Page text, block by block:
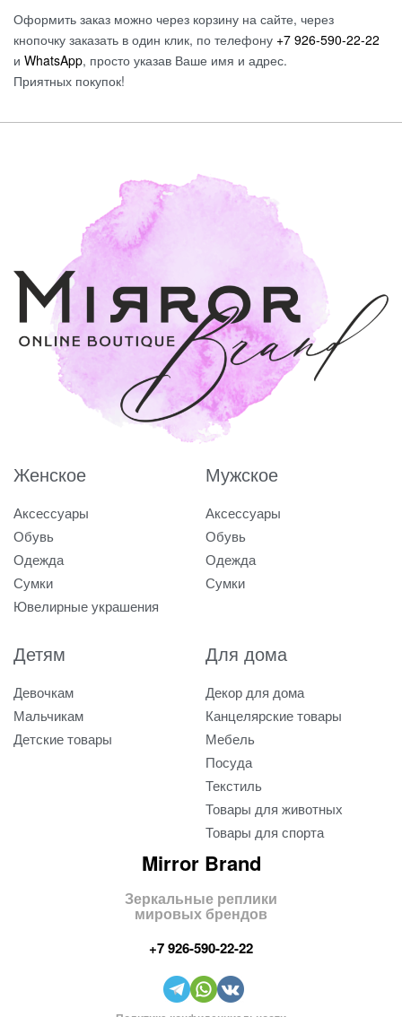
Оформить заказ можно через корзину на сайте, через
кнопочку заказать в один клик, по телефону +7 926-590-22-22
и WhatsApp, просто указав Ваше имя и адрес.
Приятных покупок!
Женское
Аксессуары
Обувь
Одежда
Сумки
Ювелирные украшения
Мужское
Аксессуары
Обувь
Одежда
Сумки
Детям
Девочкам
Мальчикам
Детские товары
Для дома
Декор для дома
Канцелярские товары
Мебель
Посуда
Текстиль
Товары для животных
Товары для спорта
Mirror Brand
Зеркальные реплики
мировых брендов
+7 926-590-22-22